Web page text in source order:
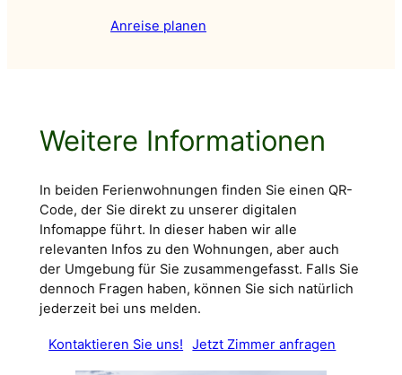
Anreise planen
Weitere Informationen
In beiden Ferienwohnungen finden Sie einen QR-
Code, der Sie direkt zu unserer digitalen
Infomappe führt. In dieser haben wir alle
relevanten Infos zu den Wohnungen, aber auch
der Umgebung für Sie zusammengefasst. Falls Sie
dennoch Fragen haben, können Sie sich natürlich
jederzeit bei uns melden.
Kontaktieren Sie uns! Jetzt Zimmer anfragen